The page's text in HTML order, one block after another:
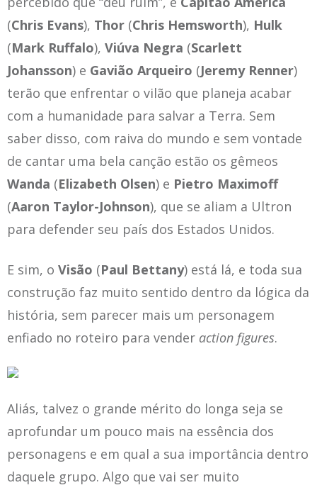
(Chris Evans), Thor (Chris Hemsworth), Hulk
(Mark Ruffalo), Viúva Negra (Scarlett
Johansson) e Gavião Arqueiro (Jeremy Renner)
terão que enfrentar o vilão que planeja acabar
com a humanidade para salvar a Terra. Sem
saber disso, com raiva do mundo e sem vontade
de cantar uma bela canção estão os gêmeos
Wanda (Elizabeth Olsen) e Pietro Maximoff
(Aaron Taylor-Johnson), que se aliam a Ultron
para defender seu país dos Estados Unidos.
E sim, o Visão (Paul Bettany) está lá, e toda sua
construção faz muito sentido dentro da lógica da
história, sem parecer mais um personagem
enfiado no roteiro para vender action figures.
Aliás, talvez o grande mérito do longa seja se
aprofundar um pouco mais na essência dos
personagens e em qual a sua importância dentro
daquele grupo. Algo que vai ser muito